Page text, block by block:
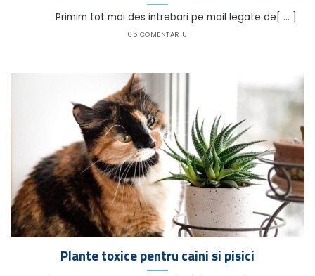
Primim tot mai des intrebari pe mail legate de[ ... ]
65 COMENTARIU
Plante toxice pentru caini si pisici